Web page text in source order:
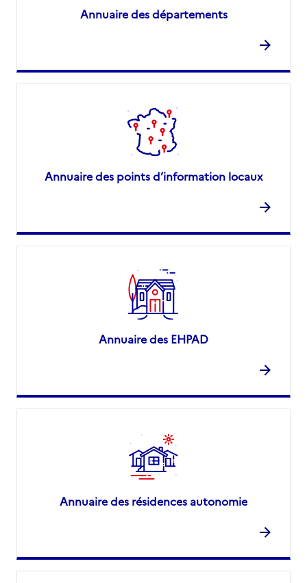
Annuaire des départements
Annuaire des points d’information locaux
Annuaire des EHPAD
Annuaire des résidences autonomie